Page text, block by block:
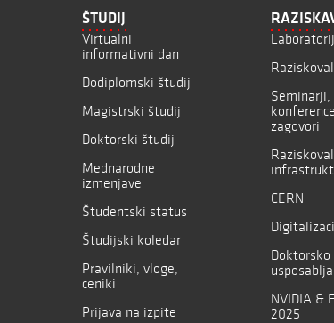
ŠTUDIJ
Virtualni
informativni dan
Dodiplomski študij
Magistrski študij
Doktorski študij
Mednarodne
izmenjave
Študentski status
Študijski koledar
Pravilniki, vloge,
ceniki
Prijava na izpite
Seminarji,
zagovori
CERN
Doktorsko
NVIDIA &
2025